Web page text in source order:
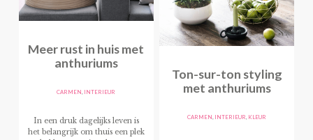
Meer rust in huis met
anthuriums
CARMEN, INTERIEUR
In een druk dagelijks leven is
het belangrijk om thuis een plek
Ton-sur-ton styling
met anthuriums
CARMEN, INTERIEUR, KLEUR